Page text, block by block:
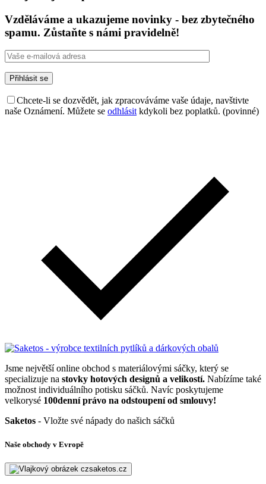
Vzděláváme a ukazujeme novinky - bez zbytečného
spamu. Zůstaňte s námi pravidelně!
Chcete-li se dozvědět, jak zpracováváme vaše údaje, navštivte
naše Oznámení. Můžete se odhlásitkdykoli bez poplatků. (povinné)
Jsme největší online obchod s materiálovými sáčky, který se
specializuje na stovky hotových designů a velikostí. Nabízíme také
možnost individuálního potisku sáčků. Navíc poskytujeme
velkorysé 100denní právo na odstoupení od smlouvy!
Saketos - Vložte své nápady do našich sáčků
Naše obchody v Evropě
saketos.cz